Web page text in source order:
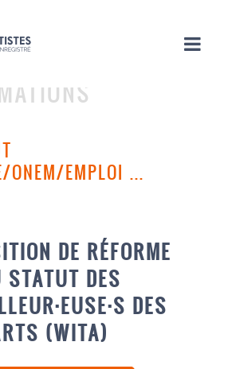
ONEM/EMPLOI ...
DE RÉFORME
STATUT DES
DES
(WITA)